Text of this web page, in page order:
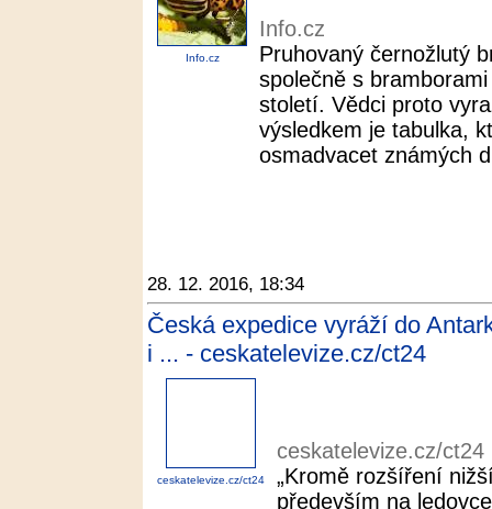
Info.cz
Info.cz
Pruhovaný černožlutý
společně s
století. Vědci proto
výsledkem je tabulka,
osmadvacet známých
28. 12. 2016, 18:34
Česká expedice vyráží do
i ... - ceskatelevize.cz/ct24
ceskatelevize.cz/ct24
ceskatelevize.cz/ct24
„Kromě rozšíření
především na